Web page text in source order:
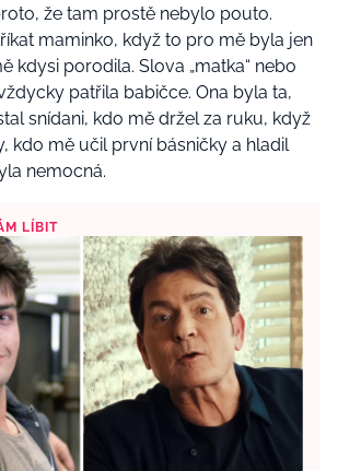
že tam prostě nebylo pouto.
maminko, když to pro mě byla jen
kdysi porodila. Slova „matka“ nebo
patřila babičce. Ona byla ta,
snídani, kdo mě držel za ruku, když
kdo mě učil první básničky a hladil
nemocná.
LÍBIT